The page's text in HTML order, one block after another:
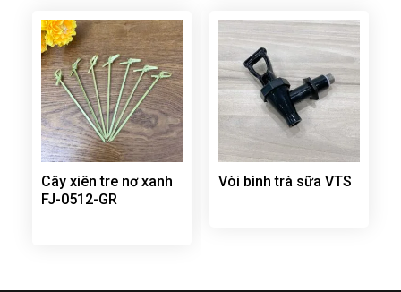
Cây xiên tre nơ xanh
FJ-0512-GR
Vòi bình trà sữa VTS